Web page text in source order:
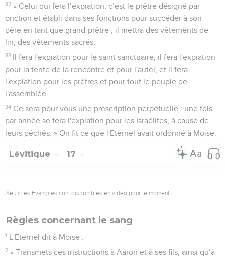
32 » Celui qui fera l’expiation, c’est le prêtre désigné par
onction et établi dans ses fonctions pour succéder à son
père en tant que grand-prêtre ; il mettra des vêtements de
lin, des vêtements sacrés.
33 Il fera l'expiation pour le saint sanctuaire, il fera l'expiation
pour la tente de la rencontre et pour l'autel, et il fera
l'expiation pour les prêtres et pour tout le peuple de
l'assemblée.
34 Ce sera pour vous une prescription perpétuelle : une fois
par année se fera l'expiation pour les Israélites, à cause de
leurs péchés. » On fit ce que l'Eternel avait ordonné à Moïse.
Lévitique 17
Seuls les Évangiles sont disponibles en vidéo pour le moment.
Règles concernant le sang
1 L'Eternel dit à Moïse :
2 « Transmets ces instructions à Aaron et à ses fils, ainsi qu’à